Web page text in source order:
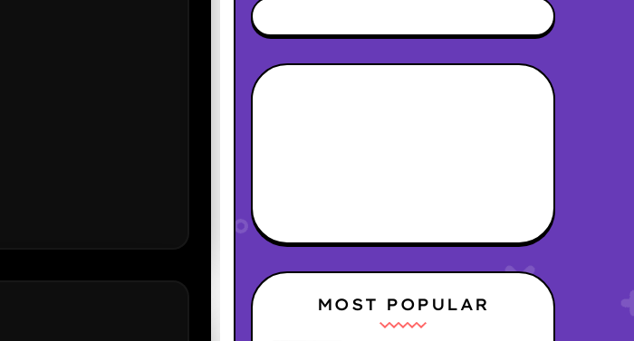
MOST POPULAR